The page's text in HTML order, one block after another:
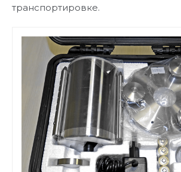
транспортировке.